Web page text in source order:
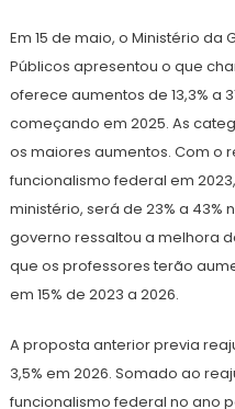
Em 15 de maio, o Ministério
Públicos apresentou o que
oferece aumentos de 13,3% a
começando em 2025. As
os maiores aumentos. Com o
funcionalismo federal em
ministério, será de 23% a 43%
governo ressaltou a melhora
que os professores terão
em 15% de 2023 a 2026.
A proposta anterior previa
3,5% em 2026. Somado ao
funcionalismo federal no ano